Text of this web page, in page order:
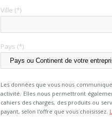
Ville (*)
Pays (*)
Les données que vous nous
activité. Elles nous permettront
cahiers des charges, des produits ou
payant, selon l'offre que vous choisissez.